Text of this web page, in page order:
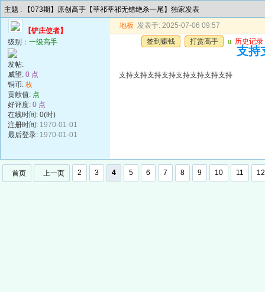
主题 : 【073期】原创高手【莘祁莘祁无错绝杀一尾】独家发表
【铲庄使者】
级别： 一级高手
发帖:
威望: 0 点
铜币: 枚
贡献值: 点
好评度: 0 点
在线时间: 0(时)
注册时间: 1970-01-01
最后登录: 1970-01-01
地板 发表于: 2025-07-06 09:57
签到赚钱
打赏高手 u 历史记录
支持
支持支持支持支持支持支持支持支持
首页 上一页 2 3 4 5 6 7 8 9 10 11 12